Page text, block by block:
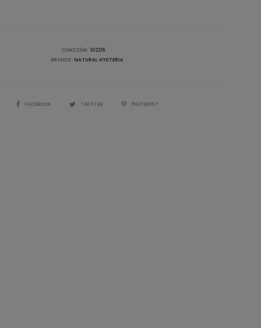
CIKKSZÁM: 10205
BRANDS: NATURAL HYSTERIA
SHAREFACEBOOK TWITTER PINTEREST